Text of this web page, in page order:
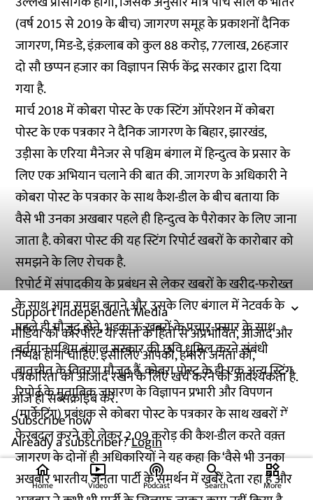
Support Independent Media
मीडिया को कॉरपोरेट या सत्ता के हितों से अप्रभावित, आजाद और
निष्पक्ष होना चाहिए. इसीलिए आपको, हमारी जनता को,
पत्रकारिता को आजाद रखने के लिए खर्च करने की आवश्यकता है.
आज ही सब्सक्राइब करें.
Subscribe now
Already a subscriber?Login
(वर्ष 2015 से 2019 के बीच) जागरण समूह के प्रकाशनों दैनिक
जागरण, मिड-डे, इंक़लाब को कुल 88 करोड़, 77लाख, 26हजार
दो सौ छप्पन हजार का विज्ञापन सिर्फ केंद्र सरकार द्वारा दिया
गया है.
मार्च 2018 में कोबरा पोस्ट के एक स्टिंग ऑपरेशन में कोबरा
पोस्ट के एक पत्रकार ने दैनिक जागरण के बिहार, झारखंड,
उड़ीसा के एरिया मैनेजर से पश्चिम बंगाल में हिन्दुत्व के प्रसार के
लिए एक अभियान चलाने की बात की. जागरण के अधिकारी ने
कोबरा पोस्ट के पत्रकार के साथ कैश-डील के बीच बताया कि
वैसे भी उनका अखबार पहले ही हिन्दुत्व के पैरोकार के लिए जाना
जाता है. कोबरा पोस्ट की यह स्टिंग रिपोर्ट खबरों के कारोबार को
समझने के लिए रोचक है.
रिपोर्ट में संपादकीय के प्रबंधन से लेकर खबरों के खरीद-फरोख्त
के साथ आम समझ बनाने और उसके लिए बंगाल में नेटवर्क के
पहले ही मौजूद होने, भड़काऊ खबरों के प्रचार-प्रसार के साथ
वर्तमान पश्चिम बंगाल सरकार की छवि धूमिल करने संबंधी
बातचीत के विवरण मौजूद हैं. कोबरा पोस्ट के ही एक अन्य स्टिंग
रिपोर्ट के मुताबिक जागरण के विज्ञापन प्रभारी और विपणन
(मार्केटिंग) प्रबंधक से कोबरा पोस्ट के पत्रकार के साथ खबरों में
फेरबदल करने को लेकर 2.09 करोड़ की कैश-डील करते वक़्त
जागरण के दोनों ही अधिकारियों ने यह कहा कि ‘वैसे भी उनका
अखबार भारतीय जनता पार्टी के समर्थन में खबरें देता रहा है और
home
Home
ondemand_video
Video
podcasts
Podcast Search
widgets
More